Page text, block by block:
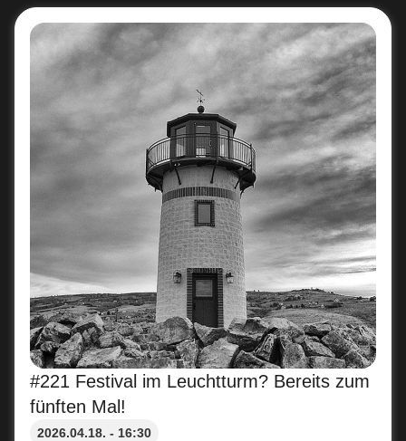
#221 Festival im Leuchtturm? Bereits zum
fünften Mal!
2026.04.18. - 16:30